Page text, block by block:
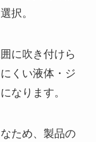
択。
に吹き付けら
くい液体・ジ
なります。
ため、製品の